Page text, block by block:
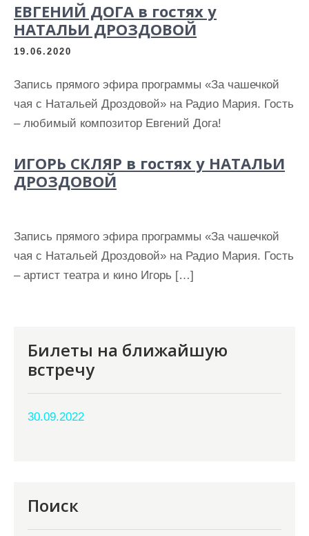
ЕВГЕНИЙ ДОГА в гостях у
НАТАЛЬИ ДРОЗДОВОЙ
19.06.2020
Запись прямого эфира программы «За чашечкой
чая с Натальей Дроздовой» на Радио Мария. Гость
– любимый композитор Евгений Дога!
ИГОРЬ СКЛЯР в гостях у НАТАЛЬИ
ДРОЗДОВОЙ
Запись прямого эфира программы «За чашечкой
чая с Натальей Дроздовой» на Радио Мария. Гость
– артист театра и кино Игорь […]
Билеты на ближайшую
встречу
30.09.2022
Поиск